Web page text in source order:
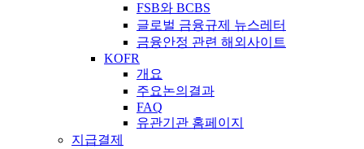
FSB와 BCBS
글로벌 금융규제 뉴스레터
금융안정 관련 해외사이트
KOFR
개요
주요논의결과
FAQ
유관기관 홈페이지
지급결제